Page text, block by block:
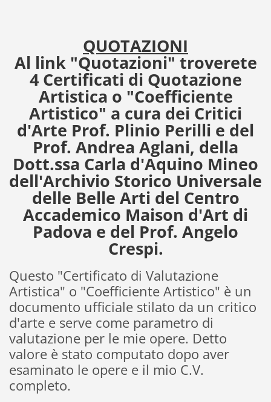
QUOTAZIONI
Al link "Quotazioni" troverete
4 Certificati di Quotazione
Artistica o "Coefficiente
Artistico" a cura dei Critici
d'Arte Prof. Plinio Perilli e del
Prof. Andrea Aglani, della
Dott.ssa Carla d'Aquino Mineo
dell'Archivio Storico Universale
delle Belle Arti del Centro
Accademico Maison d'Art di
Padova e del Prof. Angelo
Crespi.
Questo "Certificato di Valutazione
Artistica" o "Coefficiente Artistico" è un
documento ufficiale stilato da un critico
d'arte e serve come parametro di
valutazione per le mie opere. Detto
valore è stato computato dopo aver
esaminato le opere e il mio C.V.
completo.